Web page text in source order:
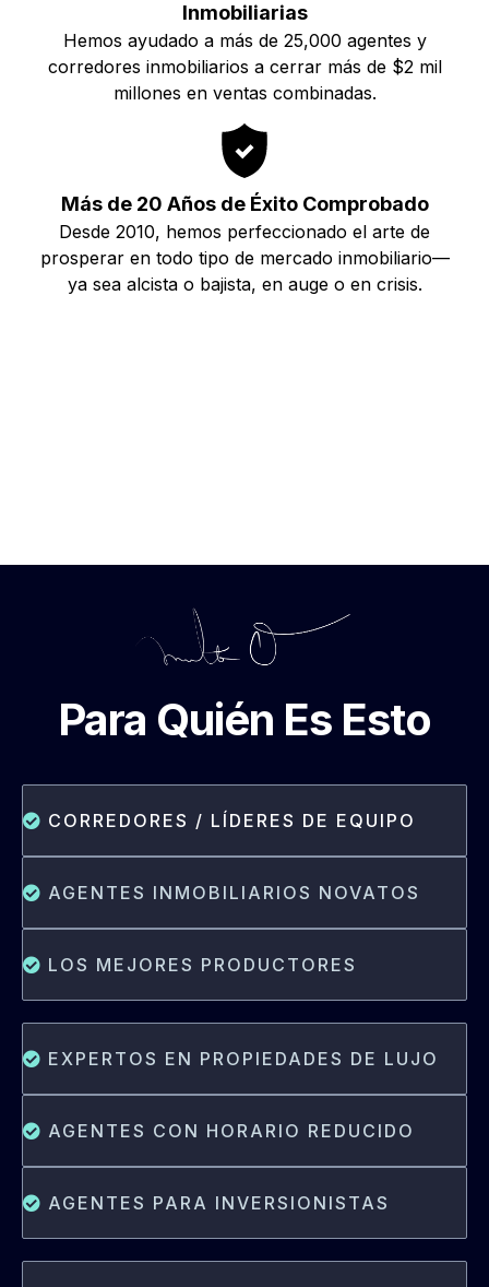
Inmobiliarias
Hemos ayudado a más de 25,000 agentes y
corredores inmobiliarios a cerrar más de $2 mil
millones en ventas combinadas.
Más de 20 Años de Éxito Comprobado
Desde 2010, hemos perfeccionado el arte de
prosperar en todo tipo de mercado inmobiliario—
ya sea alcista o bajista, en auge o en crisis.
Para Quién Es Esto
CORREDORES / LÍDERES DE EQUIPO
AGENTES INMOBILIARIOS NOVATOS
LOS MEJORES PRODUCTORES
EXPERTOS EN PROPIEDADES DE LUJO
AGENTES CON HORARIO REDUCIDO
AGENTES PARA INVERSIONISTAS